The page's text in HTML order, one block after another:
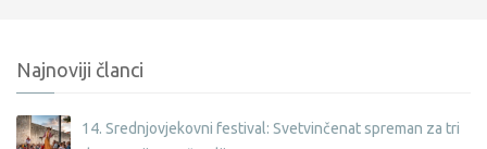
Najnoviji članci
14. Srednjovjekovni festival: Svetvinčenat spreman za tri